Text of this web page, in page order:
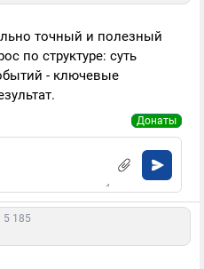
точный и полезный
по структуре: суть
- ключевые
Донаты
5 185